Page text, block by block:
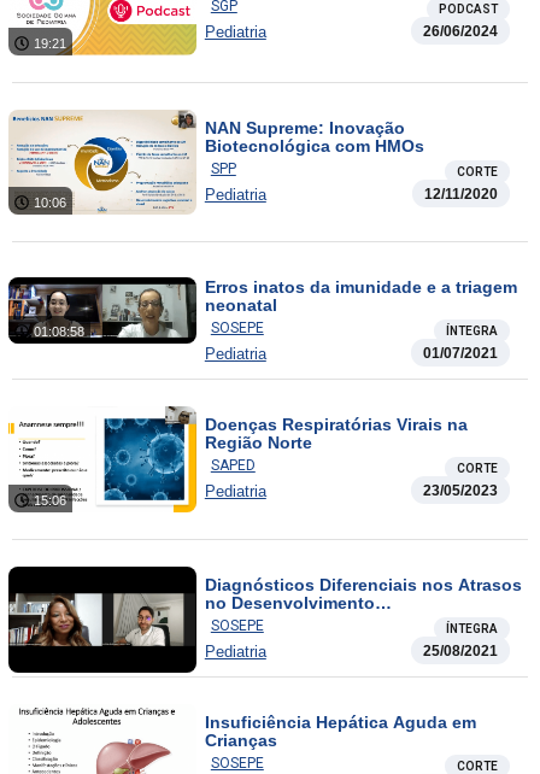
19:21
SGP PODCAST
Pediatria 26/06/2024
10:06
NAN Supreme: Inovação
Biotecnológica com HMOs
SPP CORTE
Pediatria 12/11/2020
01:08:58
Erros inatos da imunidade e a triagem
neonatal
SOSEPE ÍNTEGRA
Pediatria 01/07/2021
15:06
Doenças Respiratórias Virais na
Região Norte
SAPED CORTE
Pediatria 23/05/2023
Diagnósticos Diferenciais nos Atrasos
no Desenvolvimento
Neuropsicomotor na Infância
SOSEPE ÍNTEGRA
Pediatria 25/08/2021
Insuficiência Hepática Aguda em
Crianças
SOSEPE CORTE